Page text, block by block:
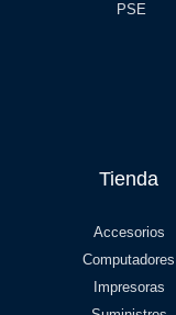
PSE
Tienda
Accesorios
Computadores
Impresoras